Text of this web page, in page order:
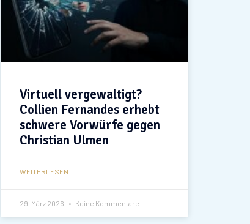
Virtuell vergewaltigt?
Collien Fernandes erhebt
schwere Vorwürfe gegen
Christian Ulmen
WEITERLESEN...
29. März 2026 Keine Kommentare